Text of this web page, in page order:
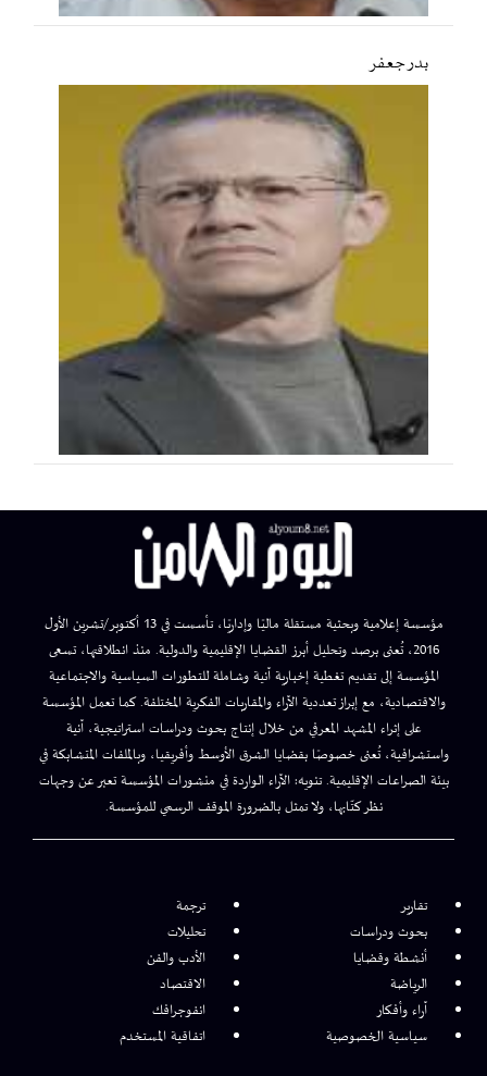
بدر جعفر
مؤسسة إعلامية وبحثية مستقلة ماليًا وإداريًا، تأسست في 13 أكتوبر/تشرين الأول
2016، تُعنى برصد وتحليل أبرز القضايا الإقليمية والدولية. منذ انطلاقتها، تسعى
المؤسسة إلى تقديم تغطية إخبارية آنية وشاملة للتطورات السياسية والاجتماعية
والاقتصادية، مع إبراز تعددية الآراء والمقاربات الفكرية المختلفة. كما تعمل المؤسسة
على إثراء المشهد المعرفي من خلال إنتاج بحوث ودراسات استراتيجية، آنية
واستشرافية، تُعنى خصوصًا بقضايا الشرق الأوسط وأفريقيا، وبالملفات المتشابكة في
بيئة الصراعات الإقليمية. تنويه: الآراء الواردة في منشورات المؤسسة تعبر عن وجهات
نظر كتّابها، ولا تمثل بالضرورة الموقف الرسمي للمؤسسة.
تقارير
ترجمة
بحوث ودراسات
تحليلات
أنشطة وقضايا
الأدب والفن
الرياضة
الاقتصاد
آراء وأفكار
انفوجرافك
سياسية الخصوصية
اتفاقية المستخدم